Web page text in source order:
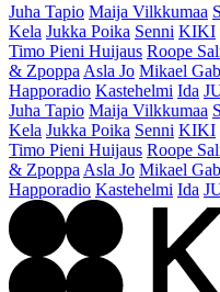
Juha Tapio Maija Vilkkumaa
Kela Jukka Poika Senni KIKI
Timo Pieni Huijaus Roope
& Zpoppa Asla Jo Mikael
Happoradio Kastehelmi Ida
Juha Tapio Maija Vilkkumaa
Kela Jukka Poika Senni KIKI
Timo Pieni Huijaus Roope
& Zpoppa Asla Jo Mikael
Happoradio Kastehelmi Ida